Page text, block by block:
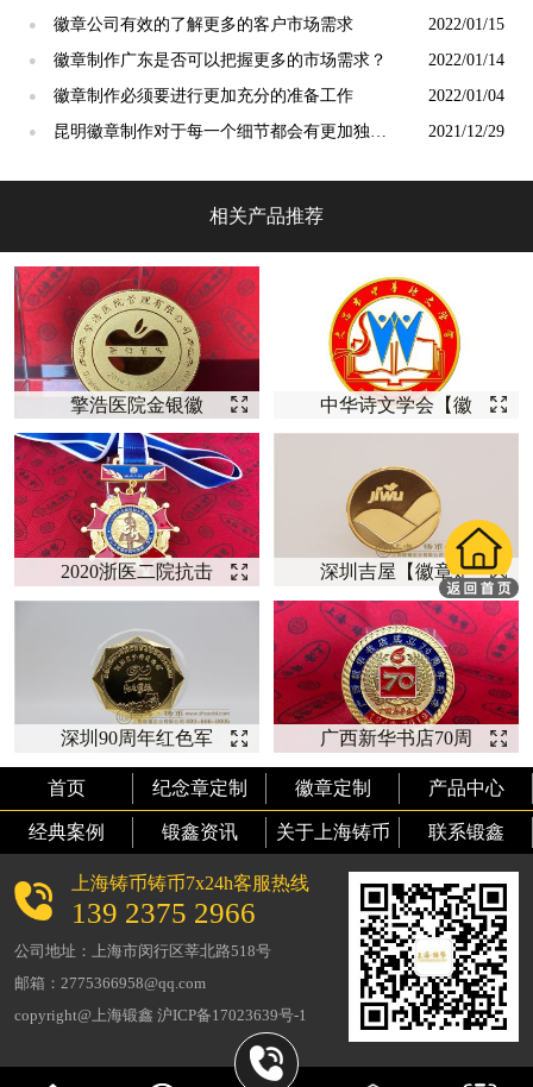
● 徽章公司有效的了解更多的客户市场需求 2022/01/15
● 徽章制作广东是否可以把握更多的市场需求？ 2022/01/14
● 徽章制作必须要进行更加充分的准备工作 2022/01/04
●
昆明徽章制作对于每一个细节都会有更加独特
2021/12/29
相关产品推荐
擎浩医院金银徽
章--【徽章定制】
中华诗文学会【徽
章定制】
2020浙医二院抗击
新冠纪念【荣誉徽
章】
深圳吉屋【徽章定
制】
深圳90周年红色军
旅-【徽章定制】
广西新华书店70周
年--【徽章定制】
首页
纪念章定制 徽章定制 产品中心
经典案例 锻鑫资讯 关于上海铸币 联系锻鑫
上海铸币铸币7x24h客服热线
139 2375 2966
公司地址：上海市闵行区莘北路518号
邮箱：2775366958@qq.com
copyright@上海锻鑫 沪ICP备17023639号-1